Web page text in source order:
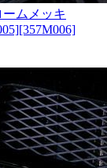
ムメッキ